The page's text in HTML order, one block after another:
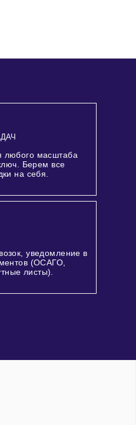
любого масштаба
Берем все
на себя.
уведомление в
(ОСАГО,
листы).